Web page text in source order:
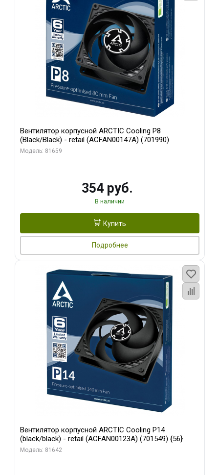
Вентилятор корпусной ARCTIC Cooling P8
(Black/Black) - retail (ACFAN00147A) (701990)
Модель: 81659
354 руб.
В наличии
Купить
Подробнее
Вентилятор корпусной ARCTIC Cooling P14
(black/black) - retail (ACFAN00123A) (701549) {56}
Модель: 81642